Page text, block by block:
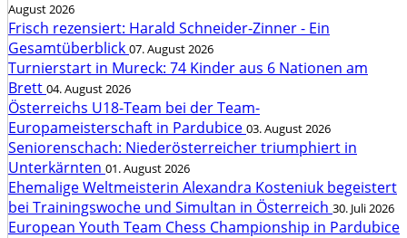
August 2026
Frisch rezensiert: Harald Schneider-Zinner - Ein
Gesamtüberblick 07. August 2026
Turnierstart in Mureck: 74 Kinder aus 6 Nationen am
Brett 04. August 2026
Österreichs U18-Team bei der Team-
Europameisterschaft in Pardubice 03. August 2026
Seniorenschach: Niederösterreicher triumphiert in
Unterkärnten 01. August 2026
Ehemalige Weltmeisterin Alexandra Kosteniuk begeistert
bei Trainingswoche und Simultan in Österreich 30. Juli 2026
European Youth Team Chess Championship in Pardubice